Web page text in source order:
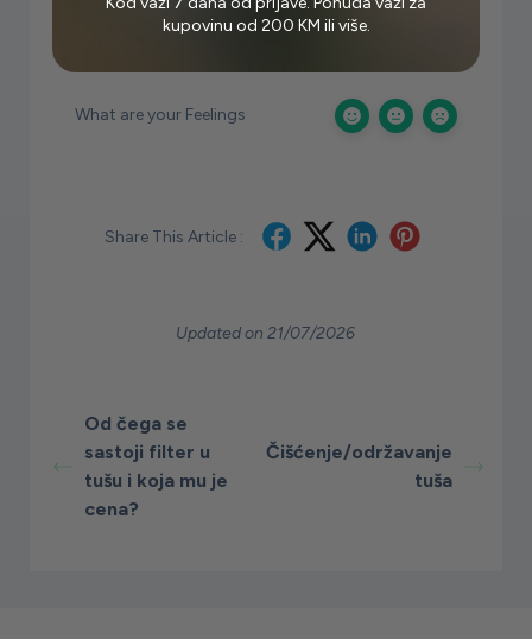
Garancija na tuš je 3 godine.
What are your Feelings
Share This Article :
Updated on 21/07/2026
Od čega se
sastoji filter u
tušu i koja mu je
cena?
Čišćenje/održavanje
tuša
kupovinu od 200 KM ili više.